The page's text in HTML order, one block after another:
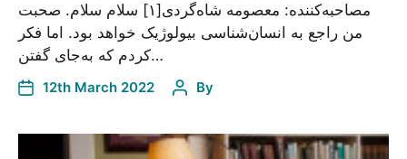
مصاحبه‌کننده: معصومه شاه‌گردی[۱] سلام سلام. صحبت
من راجع به انسان‌شناسی بیولوژیک خواهد بود. اما فکر
کردم که به‌جای گفتن…
12th March 2022 By